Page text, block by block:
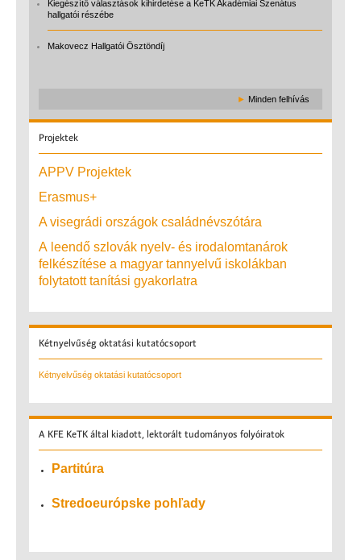
Kiegészítő választások kihirdetése a KeTK Akadémiai Szenátus
hallgatói részébe
Makovecz Hallgatói Ösztöndíj
► Minden felhívás
Projektek
APPV Projektek
Erasmus+
A visegrádi országok családnévszótára
A leendő szlovák nyelv- és irodalomtanárok
felkészítése a magyar tannyelvű iskolákban
folytatott tanítási gyakorlatra
Kétnyelvűség oktatási kutatócsoport
Kétnyelvűség oktatási kutatócsoport
A KFE KeTK által kiadott, lektorált tudományos folyóiratok
Partitúra
Stredoeurópske pohľady